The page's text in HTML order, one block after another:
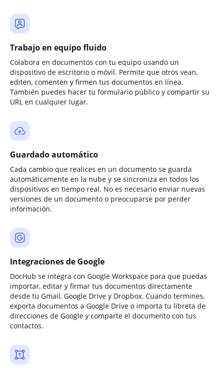
Trabajo en equipo fluido
Colabora en documentos con tu equipo usando un
dispositivo de escritorio o móvil. Permite que otros vean,
editen, comenten y firmen tus documentos en línea.
También puedes hacer tu formulario público y compartir su
URL en cualquier lugar.
Guardado automático
Cada cambio que realices en un documento se guarda
automáticamente en la nube y se sincroniza en todos los
dispositivos en tiempo real. No es necesario enviar nuevas
versiones de un documento o preocuparse por perder
información.
Integraciones de Google
DocHub se integra con Google Workspace para que puedas
importar, editar y firmar tus documentos directamente
desde tu Gmail, Google Drive y Dropbox. Cuando termines,
exporta documentos a Google Drive o importa tu libreta de
direcciones de Google y comparte el documento con tus
contactos.